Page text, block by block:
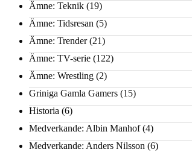
Ämne: Teknik (19)
Ämne: Tidsresan (5)
Ämne: Trender(21)
Ämne: TV-serie (122)
Ämne: Wrestling (2)
Griniga Gamla Gamers (15)
Historia (6)
Medverkande: Albin Manhof(4)
Medverkande: Anders Nilsson (6)